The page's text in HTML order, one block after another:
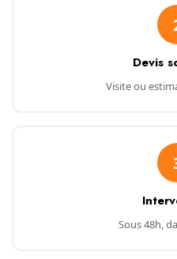
Devis
Visite ou
Sous 48h,